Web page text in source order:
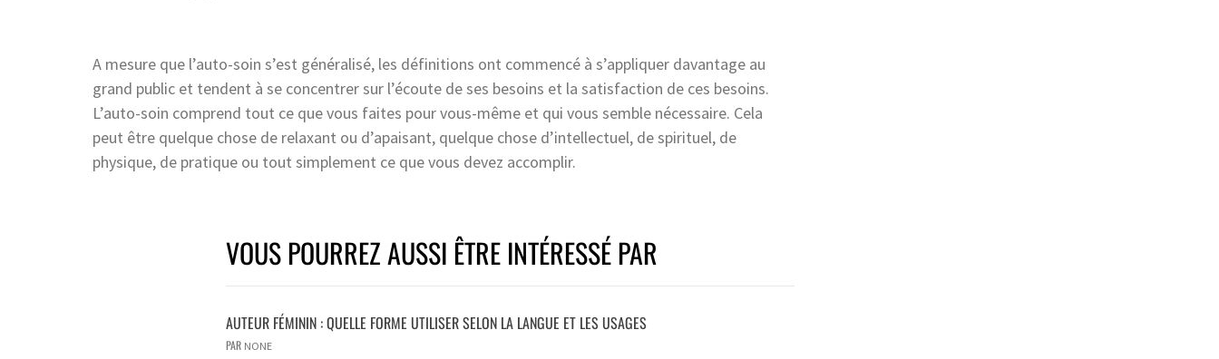
A mesure que l’auto-soin s’est généralisé, les définitions ont commencé à s’appliquer davantage au
grand public et tendent à se concentrer sur l’écoute de ses besoins et la satisfaction de ces besoins.
L’auto-soin comprend tout ce que vous faites pour vous-même et qui vous semble nécessaire. Cela
peut être quelque chose de relaxant ou d’apaisant, quelque chose d’intellectuel, de spirituel, de
physique, de pratique ou tout simplement ce que vous devez accomplir.
VOUS POURREZ AUSSI ÊTRE INTÉRESSÉ PAR
AUTEUR FÉMININ : QUELLE FORME UTILISER SELON LA LANGUE ET LES USAGES
PAR NONE